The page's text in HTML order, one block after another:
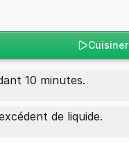
Cuisiner
10 minutes.
de liquide.